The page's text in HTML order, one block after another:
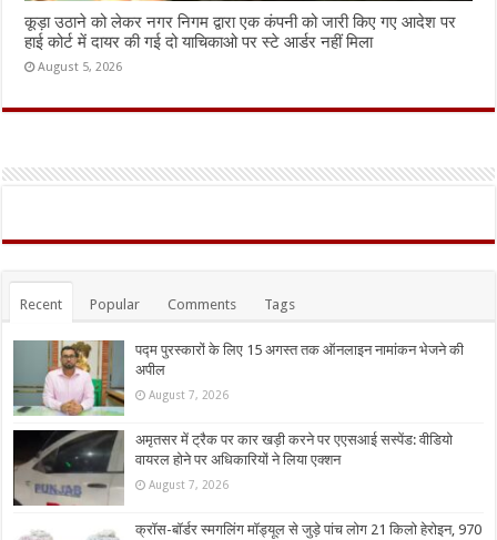
कूड़ा उठाने को लेकर नगर निगम द्वारा एक कंपनी को जारी किए गए आदेश पर
हाई कोर्ट में दायर की गई दो याचिकाओ पर स्टे आर्डर नहीं मिला
August 5, 2026
Recent Popular Comments Tags
पद्म पुरस्कारों के लिए 15 अगस्त तक ऑनलाइन नामांकन भेजने की
अपील
August 7, 2026
अमृतसर में ट्रैक पर कार खड़ी करने पर एएसआई सस्पेंड: वीडियो
वायरल होने पर अधिकारियों ने लिया एक्शन
August 7, 2026
क्रॉस-बॉर्डर स्मगलिंग मॉड्यूल से जुड़े पांच लोग 21 किलो हेरोइन, 970